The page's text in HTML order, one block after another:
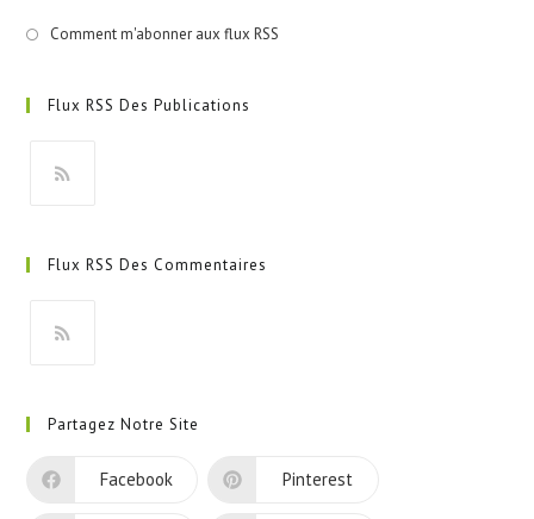
Comment m'abonner aux flux RSS
Flux RSS Des Publications
un
onglet
Flux RSS Des Commentaires
un
nouvel
Partagez Notre Site
Facebook Pinterest